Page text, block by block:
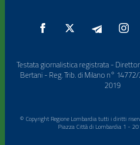
Testata giornalistica registrata -
Bertani - Reg. Trib. di Milano n°
2019
© Copyright Regione Lombardia tutti i diritti
Piazza Città di Lombardia 1 -